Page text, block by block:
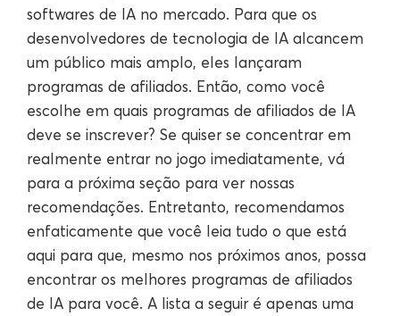
softwares de IA no mercado. Para que os
desenvolvedores de tecnologia de IA alcancem
um público mais amplo, eles lançaram
programas de afiliados. Então, como você
escolhe em quais programas de afiliados de IA
deve se inscrever? Se quiser se concentrar em
realmente entrar no jogo imediatamente, vá
para a próxima seção para ver nossas
recomendações. Entretanto, recomendamos
enfaticamente que você leia tudo o que está
aqui para que, mesmo nos próximos anos, possa
encontrar os melhores programas de afiliados
de IA para você. A lista a seguir é apenas uma